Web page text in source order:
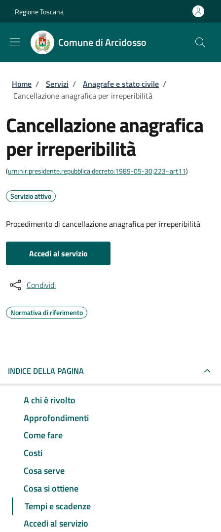
Regione Toscana
Comune di Arcidosso
Briciole di pane
Home / Servizi / Anagrafe e stato civile /
Cancellazione anagrafica per irreperibilità
Cancellazione anagrafica
per irreperibilità
(urn:nir:presidente.repubblica:decreto:1989-05-30;223~art11)
Servizio attivo
Procedimento di cancellazione anagrafica per irreperibilità
Accedi al servizio
Condividi
Normativa di riferimento
INDICE DELLA PAGINA
A chi è rivolto
Approfondimenti
Come fare
Costi
Cosa serve
Cosa si ottiene
Tempi e scadenze
Accedi al servizio